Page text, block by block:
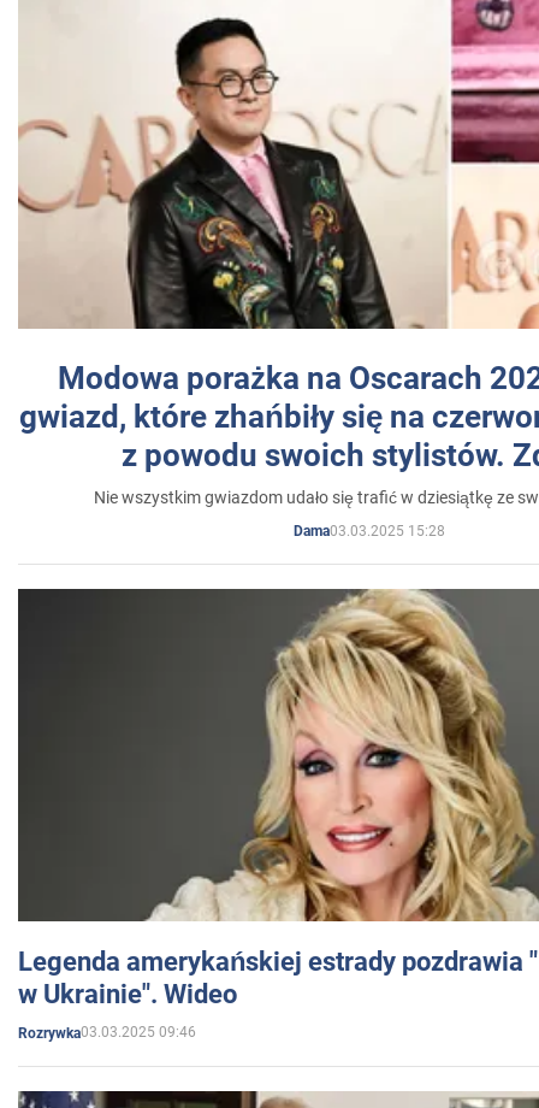
Modowa porażka na Oscarach
gwiazd, które zhańbiły się na
z powodu swoich stylistów.
Nie wszystkim gwiazdom udało się trafić w dziesiątkę ze
Dama03.03.2025 15:28
Legenda amerykańskiej estrady pozdrawia
w Ukrainie". Wideo
Rozrywka03.03.2025 09:46